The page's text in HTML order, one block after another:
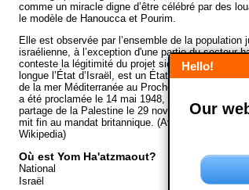
comme un miracle digne d’être célébré par des
le modèle de Hanoucca et Pourim.
Elle est observée par l’ensemble de la population
israélienne, à l’exception d'une partie du secteur
conteste la légitimité du projet sioniste. Israël, en
longue l’État d’Israël, est un État situé sur la côte
de la mer Méditerranée au Proche-Orient. Son
a été proclamée le 14 mai 1948, après le vote du
partage de la Palestine le 29 novembre 1947 par
mit fin au mandat britannique. (Avec matériel de la
Wikipedia)
Où est Yom Ha'atzmaout?
National
Israël
Hello!
Our